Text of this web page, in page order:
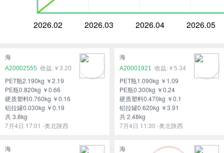
2026.02 2026.03 2026.04 2026.05
海
A20002555
￥3.20
PET瓶2.190kg ￥2.19
PE瓶0.820kg ￥0.66
硬质塑料0.760kg ￥0.16
铝拉罐0.030kg ￥0.19
共 3.8kg
7月4日 17:01 -奥北陕西
海
A20001921
￥5.34
PET瓶1.090kg ￥1.09
PE瓶0.300kg ￥0.24
硬质塑料0.470kg ￥0.1
铝拉罐0.620kg ￥3.91
共 2.48kg
7月4日 11:30 -奥北陕西
海
海